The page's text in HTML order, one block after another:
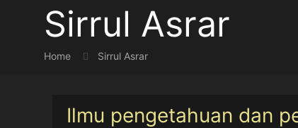
Sirrul Asrar
Home Sirrul Asrar
Ilmu pengetahuan dan